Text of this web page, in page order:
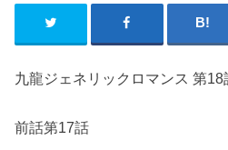
九龍ジェネリックロマンス 第18
前話第17話